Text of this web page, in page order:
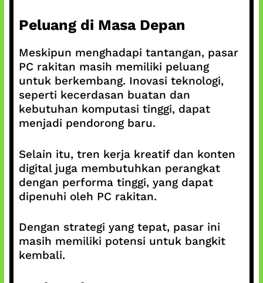
Peluang di Masa Depan
Meskipun menghadapi tantangan, pasar
PC rakitan masih memiliki peluang
untuk berkembang. Inovasi teknologi,
seperti kecerdasan buatan dan
kebutuhan komputasi tinggi, dapat
menjadi pendorong baru.
Selain itu, tren kerja kreatif dan konten
digital juga membutuhkan perangkat
dengan performa tinggi, yang dapat
dipenuhi oleh PC rakitan.
Dengan strategi yang tepat, pasar ini
masih memiliki potensi untuk bangkit
kembali.